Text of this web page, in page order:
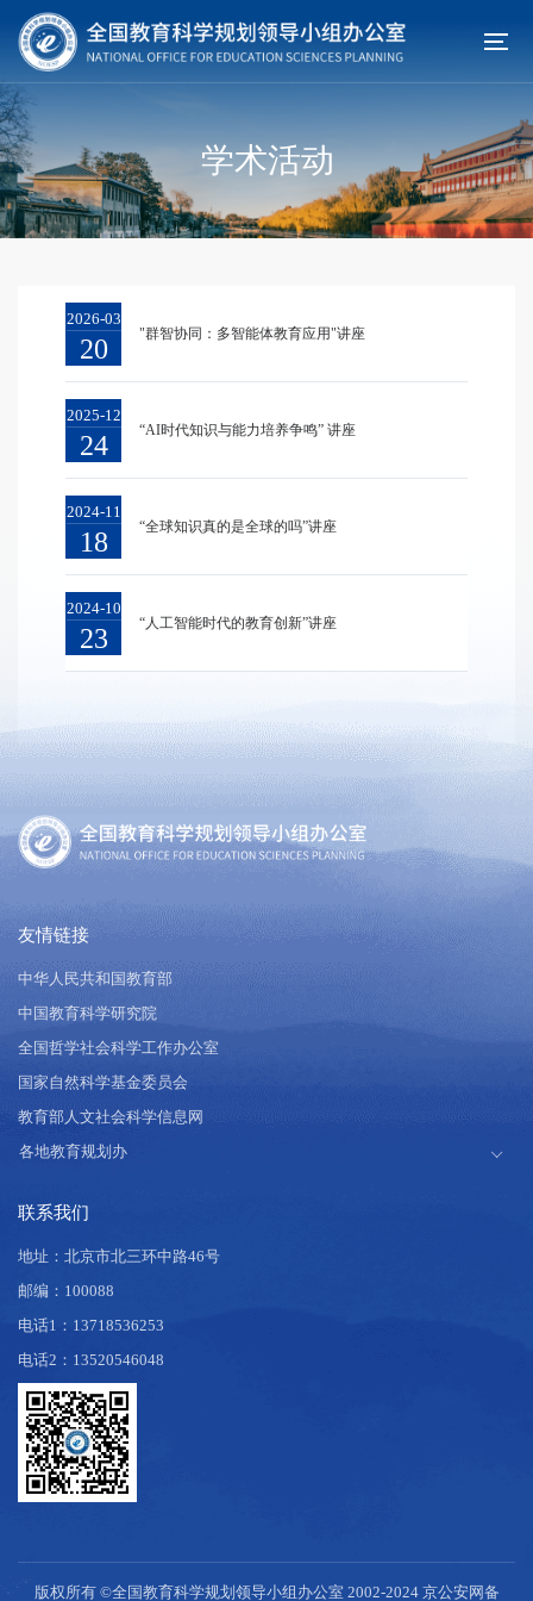
学术活动
2026-03
20 "群智协同：多智能体教育应用"讲座
2025-12
24 “AI时代知识与能力培养争鸣” 讲座
2024-11
18 “全球知识真的是全球的吗”讲座
2024-10
23 “人工智能时代的教育创新”讲座
友情链接
中华人民共和国教育部
中国教育科学研究院
全国哲学社会科学工作办公室
国家自然科学基金委员会
教育部人文社会科学信息网
联系我们
地址：北京市北三环中路46号
邮编：100088
电话1：13718536253
电话2：13520546048
版权所有 ©全国教育科学规划领导小组办公室 2002-2024 京公安网备